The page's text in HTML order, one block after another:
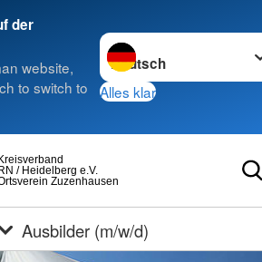
der
website,
to switch to
Sprache wechseln zu
Alles klar
Zuzenhausen
/ Heidelberg e.V.
Ausbilder (m/w/d)